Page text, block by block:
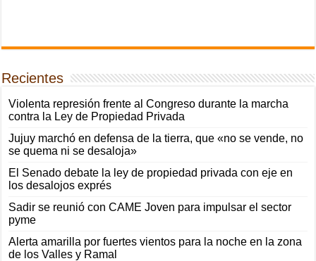
Recientes
Violenta represión frente al Congreso durante la marcha
contra la Ley de Propiedad Privada
Jujuy marchó en defensa de la tierra, que «no se vende, no
se quema ni se desaloja»
El Senado debate la ley de propiedad privada con eje en
los desalojos exprés
Sadir se reunió con CAME Joven para impulsar el sector
pyme
Alerta amarilla por fuertes vientos para la noche en la zona
de los Valles y Ramal